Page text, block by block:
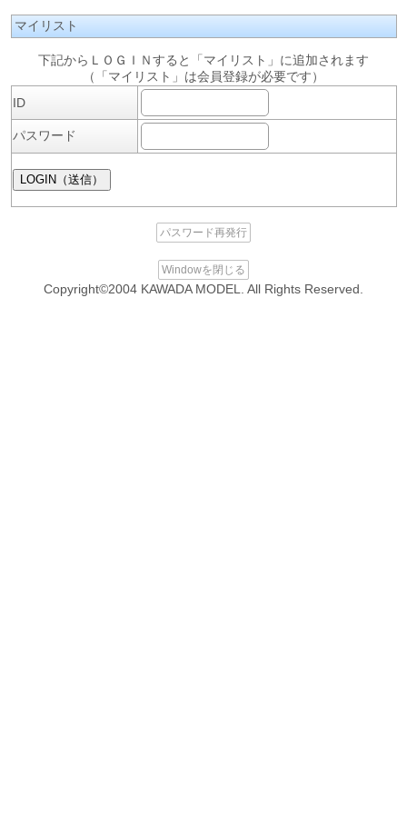
マイリスト
下記からＬＯＧＩＮすると「マイリスト」に追加されます
（「マイリスト」は会員登録が必要です）
ID
パスワード
パスワード再発行
Windowを閉じる
Copyright©2004 KAWADA MODEL. All Rights Reserved.